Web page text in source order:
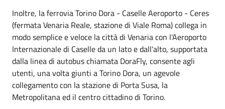
Inoltre, la ferrovia Torino Dora - Caselle Aeroporto - Ceres
(fermata Venaria Reale, stazione di Viale Roma) collega in
modo semplice e veloce la città di Venaria con l'Aeroporto
Internazionale di Caselle da un lato e dall'alto, supportata
dalla linea di autobus chiamata DoraFly, consente agli
utenti, una volta giunti a Torino Dora, un agevole
collegamento con la stazione di Porta Susa, la
Metropolitana ed il centro cittadino di Torino.